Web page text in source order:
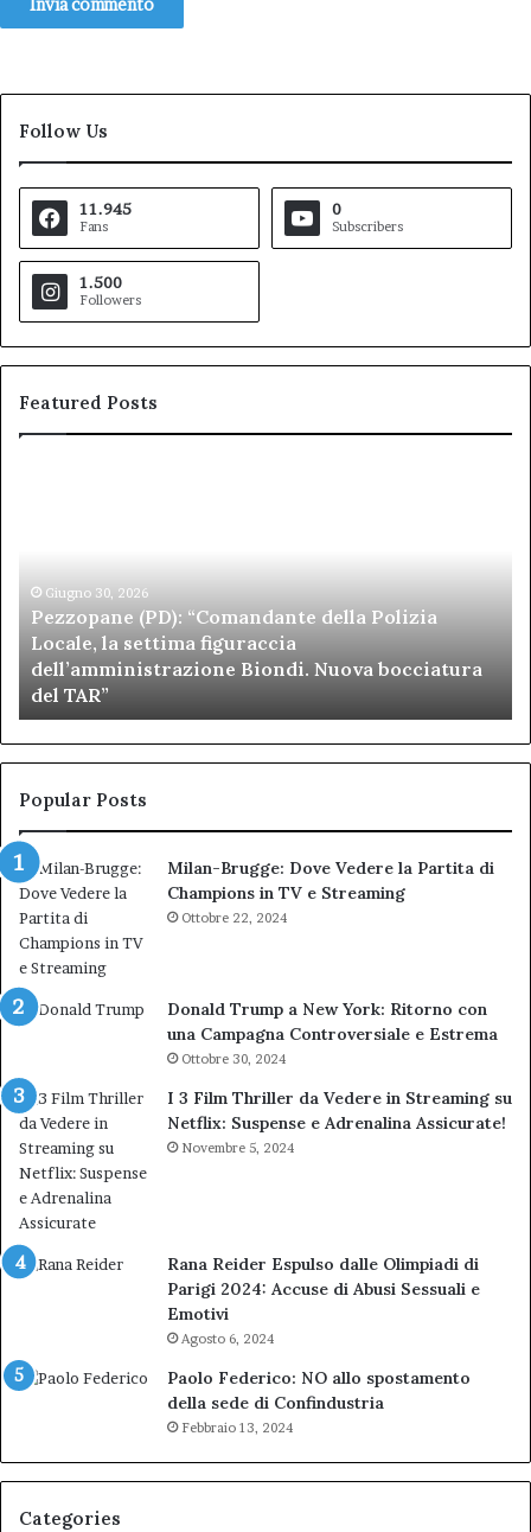
Follow Us
11.945
Fans
0
Subscribers
1.500
Followers
Featured Posts
Locale,
settima
figuraccia
dell’amministrazione
Biondi.
Nuova
bocciatura
del
Giugno 30, 2026
Pezzopane (PD): “Comandante della Polizia
Locale, la settima figuraccia
dell’amministrazione Biondi. Nuova bocciatura
del TAR”
ai
Popular Posts
Milan-Brugge: Dove Vedere la Partita di
Champions in TV e Streaming
Ottobre 22, 2024
Donald Trump a New York: Ritorno con
una Campagna Controversiale e Estrema
Ottobre 30, 2024
I 3 Film Thriller da Vedere in Streaming su
Netflix: Suspense e Adrenalina Assicurate!
Novembre 5, 2024
Rana Reider Espulso dalle Olimpiadi di
Parigi 2024: Accuse di Abusi Sessuali e
Emotivi
Agosto 6, 2024
Paolo Federico: NO allo spostamento
della sede di Confindustria
Febbraio 13, 2024
Categories